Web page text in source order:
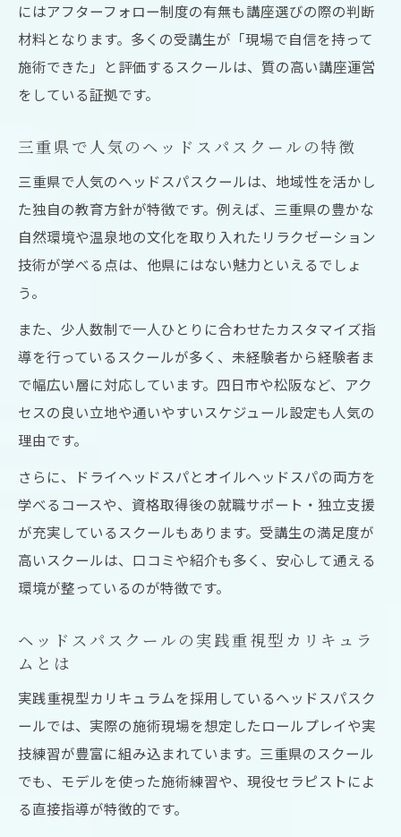
にはアフターフォロー制度の有無も講座選びの際の判断
材料となります。多くの受講生が「現場で自信を持って
施術できた」と評価するスクールは、質の高い講座運営
をしている証拠です。
三重県で人気のヘッドスパスクールの特徴
三重県で人気のヘッドスパスクールは、地域性を活かし
た独自の教育方針が特徴です。例えば、三重県の豊かな
自然環境や温泉地の文化を取り入れたリラクゼーション
技術が学べる点は、他県にはない魅力といえるでしょ
う。
また、少人数制で一人ひとりに合わせたカスタマイズ指
導を行っているスクールが多く、未経験者から経験者ま
で幅広い層に対応しています。四日市や松阪など、アク
セスの良い立地や通いやすいスケジュール設定も人気の
理由です。
さらに、ドライヘッドスパとオイルヘッドスパの両方を
学べるコースや、資格取得後の就職サポート・独立支援
が充実しているスクールもあります。受講生の満足度が
高いスクールは、口コミや紹介も多く、安心して通える
環境が整っているのが特徴です。
ヘッドスパスクールの実践重視型カリキュラ
ムとは
実践重視型カリキュラムを採用しているヘッドスパスク
ールでは、実際の施術現場を想定したロールプレイや実
技練習が豊富に組み込まれています。三重県のスクール
でも、モデルを使った施術練習や、現役セラピストによ
る直接指導が特徴的です。